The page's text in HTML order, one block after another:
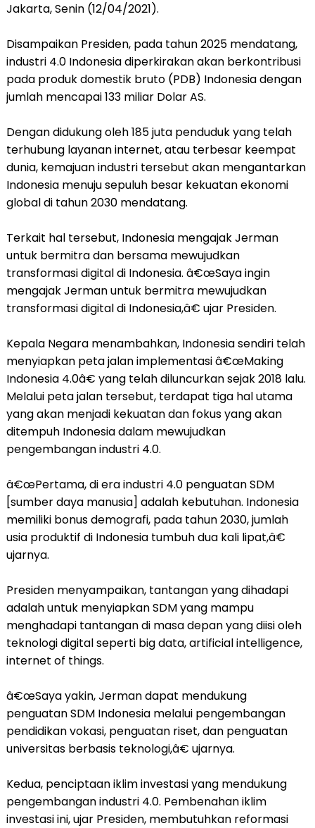
Jakarta, Senin (12/04/2021).
Disampaikan Presiden, pada tahun 2025 mendatang,
industri 4.0 Indonesia diperkirakan akan berkontribusi
pada produk domestik bruto (PDB) Indonesia dengan
jumlah mencapai 133 miliar Dolar AS.
Dengan didukung oleh 185 juta penduduk yang telah
terhubung layanan internet, atau terbesar keempat
dunia, kemajuan industri tersebut akan mengantarkan
Indonesia menuju sepuluh besar kekuatan ekonomi
global di tahun 2030 mendatang.
Terkait hal tersebut, Indonesia mengajak Jerman
untuk bermitra dan bersama mewujudkan
transformasi digital di Indonesia. â€œSaya ingin
mengajak Jerman untuk bermitra mewujudkan
transformasi digital di Indonesia,â€ ujar Presiden.
Kepala Negara menambahkan, Indonesia sendiri telah
menyiapkan peta jalan implementasi â€œMaking
Indonesia 4.0â€ yang telah diluncurkan sejak 2018 lalu.
Melalui peta jalan tersebut, terdapat tiga hal utama
yang akan menjadi kekuatan dan fokus yang akan
ditempuh Indonesia dalam mewujudkan
pengembangan industri 4.0.
â€œPertama, di era industri 4.0 penguatan SDM
[sumber daya manusia] adalah kebutuhan. Indonesia
memiliki bonus demografi, pada tahun 2030, jumlah
usia produktif di Indonesia tumbuh dua kali lipat,â€
ujarnya.
Presiden menyampaikan, tantangan yang dihadapi
adalah untuk menyiapkan SDM yang mampu
menghadapi tantangan di masa depan yang diisi oleh
teknologi digital seperti big data, artificial intelligence,
internet of things.
â€œSaya yakin, Jerman dapat mendukung
penguatan SDM Indonesia melalui pengembangan
pendidikan vokasi, penguatan riset, dan penguatan
universitas berbasis teknologi,â€ ujarnya.
Kedua, penciptaan iklim investasi yang mendukung
pengembangan industri 4.0. Pembenahan iklim
investasi ini, ujar Presiden, membutuhkan reformasi